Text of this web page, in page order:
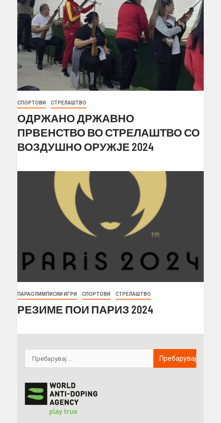
СПОРТОВИ СТРЕЛАШТВО
ОДРЖАНО ДРЖАВНО
ПРВЕНСТВО ВО СТРЕЛАШТВО СО
ВОЗДУШНО ОРУЖЈЕ 2024
ПАРАОЛИМПИСКИ ИГРИ СПОРТОВИ СТРЕЛАШТВО
РЕЗИМЕ ПОИ ПАРИЗ 2024